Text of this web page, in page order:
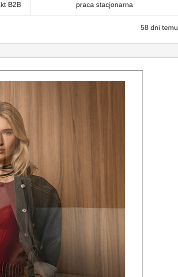
B2B praca stacjonarna
58 dni temu